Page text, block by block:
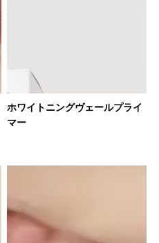
ホワイトニングヴェールプライ
マー